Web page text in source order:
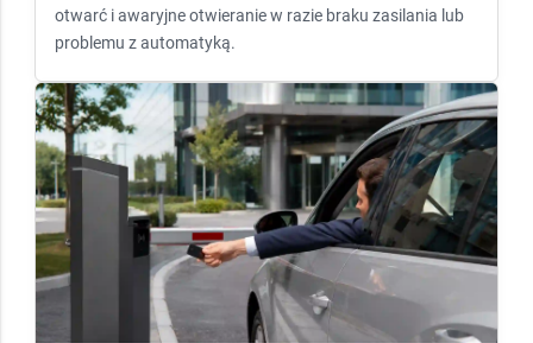
otwarć i awaryjne otwieranie w razie braku zasilania lub
problemu z automatyką.